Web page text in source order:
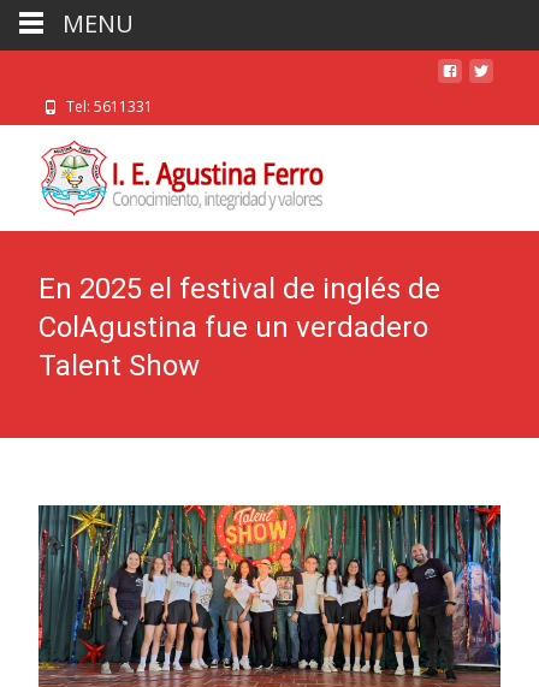
Tel: 5611331
En 2025 el festival de inglés de
ColAgustina fue un verdadero
Talent Show
MENU